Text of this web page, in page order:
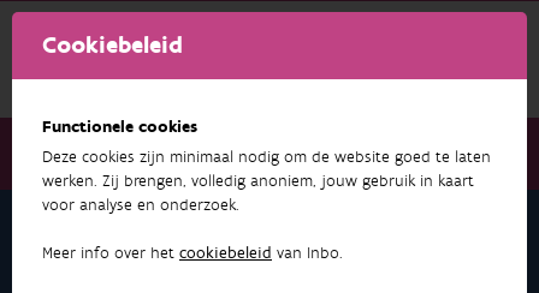
Cookiebeleid
Functionele cookies
Deze cookies zijn minimaal nodig om de website goed te laten
werken. Zij brengen, volledig anoniem, jouw gebruik in kaart
voor analyse en onderzoek.
Meer info over het cookiebeleid van Inbo.
Invasieve soorten